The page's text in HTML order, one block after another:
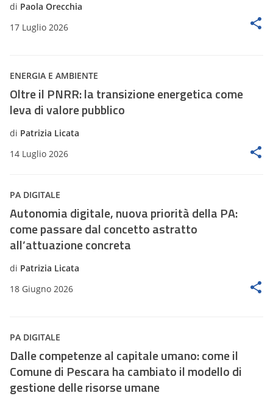
di Paola Orecchia
17 Luglio 2026
ENERGIA E AMBIENTE
Oltre il PNRR: la transizione energetica come
leva di valore pubblico
di Patrizia Licata
14 Luglio 2026
PA DIGITALE
Autonomia digitale, nuova priorità della PA:
come passare dal concetto astratto
all’attuazione concreta
di Patrizia Licata
18 Giugno 2026
PA DIGITALE
Dalle competenze al capitale umano: come il
Comune di Pescara ha cambiato il modello di
gestione delle risorse umane